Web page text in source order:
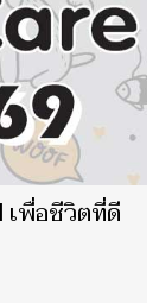
เพื่อชีวิตที่ดี